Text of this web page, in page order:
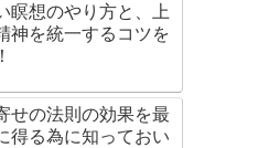
瞑想のやり方と、上
神を統一するコツを
せの法則の効果を最
得る為に知っておい